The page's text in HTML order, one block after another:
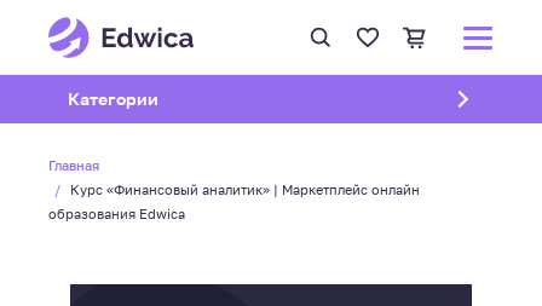
Открыть подменю
Категории
Главная
Курс «Финансовый аналитик» | Маркетплейс онлайн
образования Edwica